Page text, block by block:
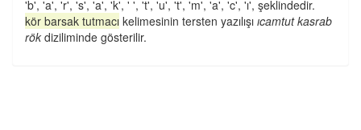
'b', 'a', 'r', 's', 'a', 'k', ' ', 't', 'u', 't', 'm', 'a', 'c', 'ı', şeklindedir.
kör barsak tutmacı kelimesinin tersten yazılışı ıcamtut kasrab
rök diziliminde gösterilir.